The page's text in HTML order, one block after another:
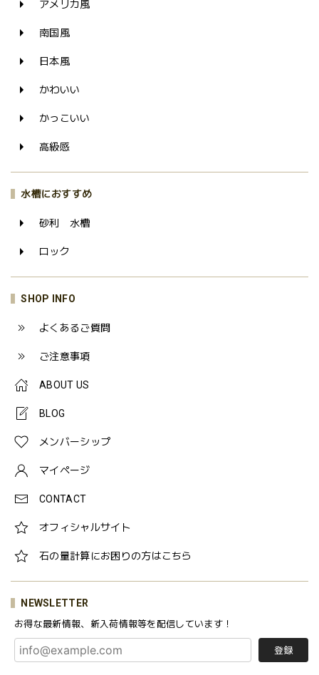
アメリカ風
南国風
日本風
かわいい
かっこいい
高級感
水槽におすすめ
砂利 水槽
ロック
SHOP INFO
よくあるご質問
ご注意事項
ABOUT US
BLOG
メンバーシップ
マイページ
CONTACT
オフィシャルサイト
石の量計算にお困りの方はこちら
NEWSLETTER
お得な最新情報、新入荷情報等を配信しています！
登録